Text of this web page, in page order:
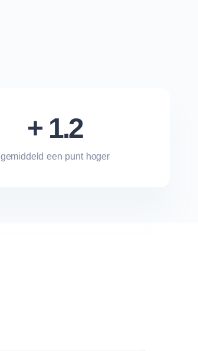
+ 1.2
gemiddeld een punt hoger